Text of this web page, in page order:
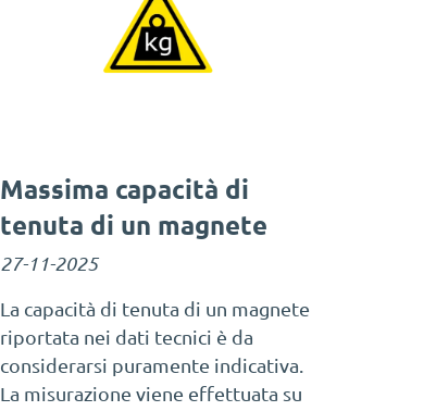
Massima capacità di
tenuta di un magnete
27-11-2025
La capacità di tenuta di un magnete
riportata nei dati tecnici è da
considerarsi puramente indicativa.
La misurazione viene effettuata su